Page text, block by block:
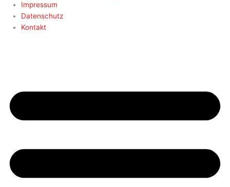
Impressum
Datenschutz
Kontakt